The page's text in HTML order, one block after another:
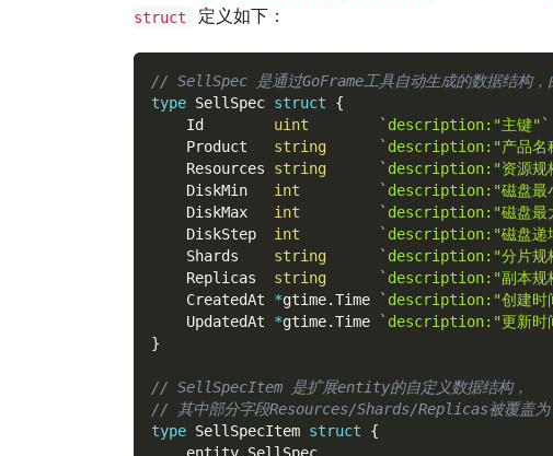
struct 定义如下：
// SellSpec 是通过GoFrame工具自动生成的数据结构，
type SellSpec struct
{
    Id
uint
`description:"主键"`
    Product
string
`description:"产品名
    Resources
string
`description:"资源
    DiskMin
int
`description:"磁盘最
    DiskMax
int
`description:"磁盘最
    DiskStep
int
`description:"磁盘递
    Shards
string
`description:"分片规
    Replicas
string
`description:"副本
    CreatedAt
*gtime.Time
`description:"创建时
    UpdatedAt
*gtime.Time
`description:"更新时
}
// SellSpecItem 是扩展entity的自定义数据结构，
// 其中部分字段Resources/Shards/Replicas被覆盖为了
type SellSpecItem struct
{
    entity
. SellSpec